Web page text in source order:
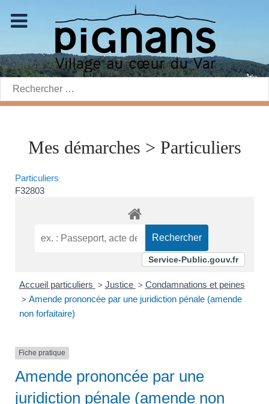
Rechercher:
Mes démarches > Particuliers
Particuliers
F32803
Service-Public.gouv.fr
Accueil particuliers > Justice > Condamnations et peines
> Amende prononcée par une juridiction pénale (amende
non forfaitaire)
Fiche pratique
Amende prononcée par une
juridiction pénale (amende non